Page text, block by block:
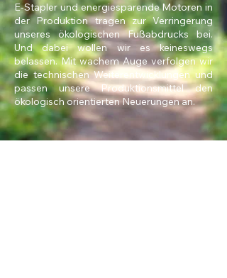
E-Stapler und energiesparende Motoren in
der Produktion tragen zur Verringerung
unseres ökologischen Fußabdrucks bei.
Und dabei wollen wir es keineswegs
belassen. Mit wachem Auge verfolgen wir
die technischen Weiterentwicklungen und
passen unsere Produktionsmittel den
ökologisch orientierten Neuerungen an.